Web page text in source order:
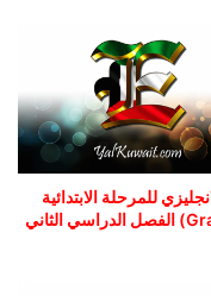
للمرحلة الابتدائية